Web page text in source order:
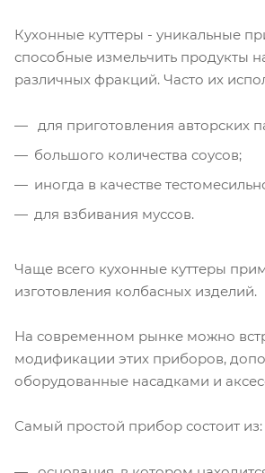
Кухонные куттеры - уникальные
способные измельчить продукты
различных фракций. Часто их
для приготовления авторских
большого количества соусов;
иногда в качестве
для взбивания муссов.
Чаще всего кухонные куттеры
изготовления колбасных изделий.
На современном рынке можно
модификации этих приборов,
оборудованные насадками и
Самый простой прибор состоит из: